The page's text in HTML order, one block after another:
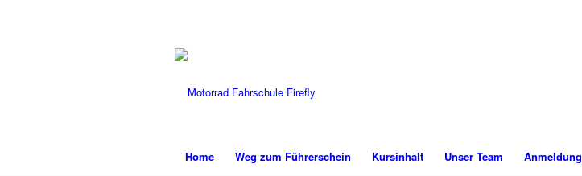
Home Weg zum Führerschein Kursinhalt Unser Team Anmeldung